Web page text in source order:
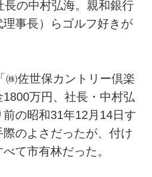
長の中村弘海。親和銀行
事長）らゴルフ好きが
㈱佐世保カントリー倶楽
万円、社長・中村弘
の昭和31年12月14日す
のよさだったが、付け
て市有林だった。